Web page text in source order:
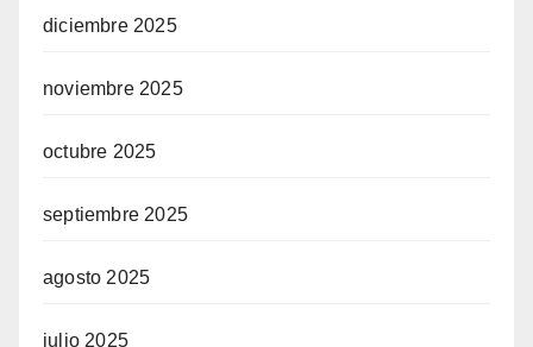
diciembre 2025
noviembre 2025
octubre 2025
septiembre 2025
agosto 2025
julio 2025